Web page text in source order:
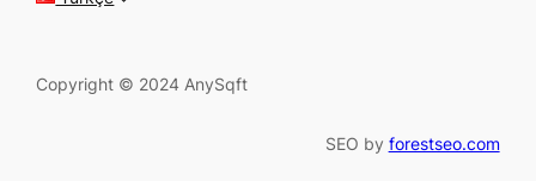
Copyright © 2024 AnySqft
SEO by forestseo.com